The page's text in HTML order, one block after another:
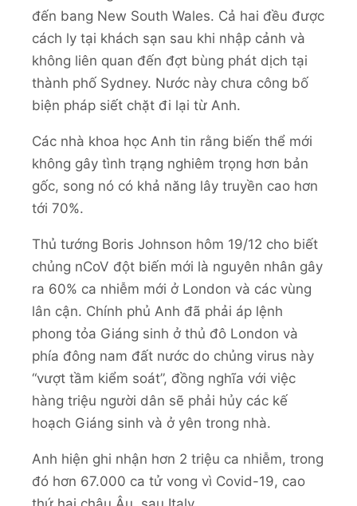
đến bang New South Wales. Cả hai đều được
cách ly tại khách sạn sau khi nhập cảnh và
không liên quan đến đợt bùng phát dịch tại
thành phố Sydney. Nước này chưa công bố
biện pháp siết chặt đi lại từ Anh.
Các nhà khoa học Anh tin rằng biến thể mới
không gây tình trạng nghiêm trọng hơn bản
gốc, song nó có khả năng lây truyền cao hơn
tới 70%.
Thủ tướng Boris Johnson hôm 19/12 cho biết
chủng nCoV đột biến mới là nguyên nhân gây
ra 60% ca nhiễm mới ở London và các vùng
lân cận. Chính phủ Anh đã phải áp lệnh
phong tỏa Giáng sinh ở thủ đô London và
phía đông nam đất nước do chủng virus này
“vượt tầm kiểm soát”, đồng nghĩa với việc
hàng triệu người dân sẽ phải hủy các kế
hoạch Giáng sinh và ở yên trong nhà.
Anh hiện ghi nhận hơn 2 triệu ca nhiễm, trong
đó hơn 67.000 ca tử vong vì Covid-19, cao